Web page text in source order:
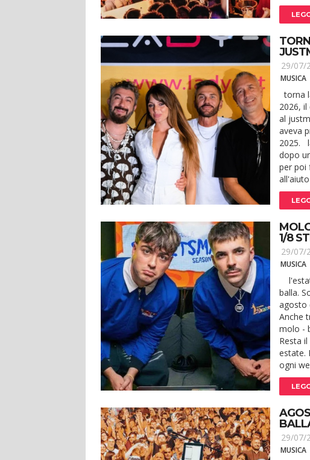
29/07/
MUSICA
torna
2026,
al
aveva
2025.
dopo
per poi
1/8
29/07/
MUSICA
balla.
agosto
Anche
molo -
Resta
estate.
ogni
29/07/
MUSICA